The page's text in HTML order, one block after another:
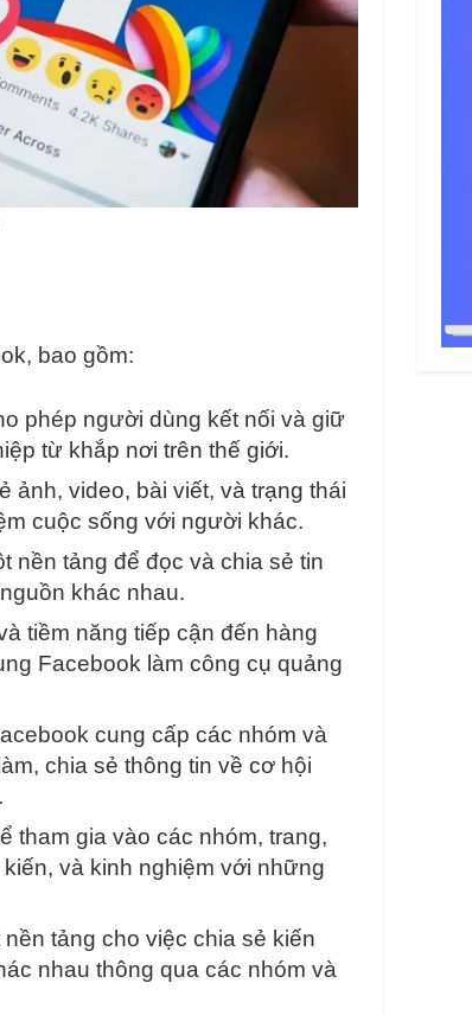
bao gồm:
phép người dùng kết nối và giữ
từ khắp nơi trên thế giới.
ảnh, video, bài viết, và trạng thái
cuộc sống với người khác.
nền tảng để đọc và chia sẻ tin
khác nhau.
tiềm năng tiếp cận đến hàng
Facebook làm công cụ quảng
cung cấp các nhóm và
chia sẻ thông tin về cơ hội
tham gia vào các nhóm, trang,
và kinh nghiệm với những
tảng cho việc chia sẻ kiến
nhau thông qua các nhóm và